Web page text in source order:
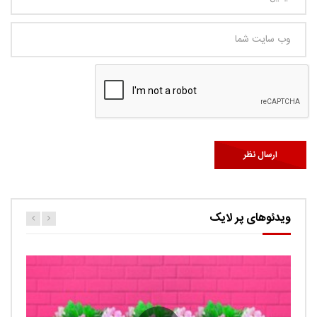
ویدئوهای پر لایک
کارتون اگنس این قسمت ربات ها
حامد 0.9K